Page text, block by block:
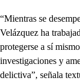
“Mientras se
Velázquez ha
protegerse a sí
investigaciones y
delictiva”, señala